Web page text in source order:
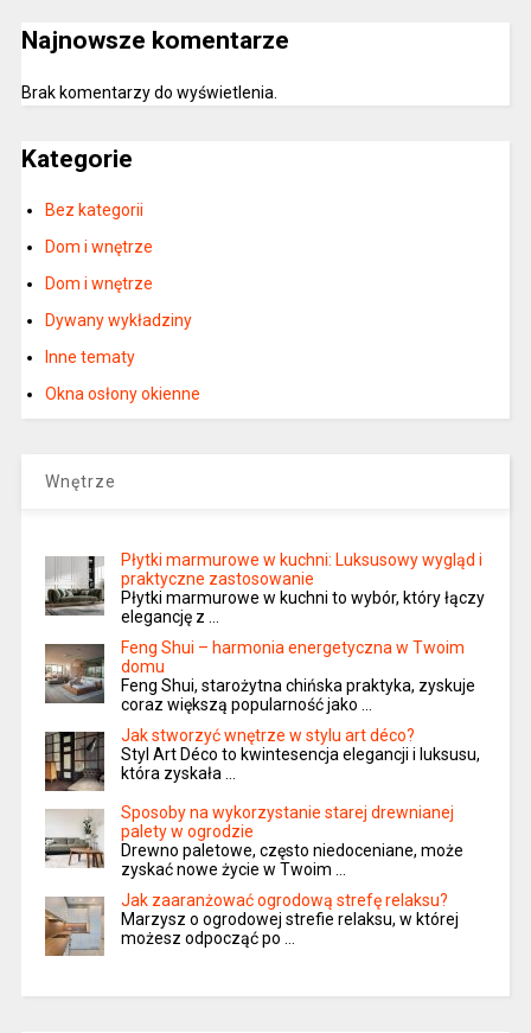
Najnowsze komentarze
Brak komentarzy do wyświetlenia.
Kategorie
Bez kategorii
Dom i wnętrze
Dom i wnętrze
Dywany wykładziny
Inne tematy
Okna osłony okienne
Wnętrze
Płytki marmurowe w kuchni: Luksusowy wygląd i
praktyczne zastosowanie
Płytki marmurowe w kuchni to wybór, który łączy
elegancję z …
Feng Shui – harmonia energetyczna w Twoim
domu
Feng Shui, starożytna chińska praktyka, zyskuje
coraz większą popularność jako …
Jak stworzyć wnętrze w stylu art déco?
Styl Art Déco to kwintesencja elegancji i luksusu,
która zyskała …
Sposoby na wykorzystanie starej drewnianej
palety w ogrodzie
Drewno paletowe, często niedoceniane, może
zyskać nowe życie w Twoim …
Jak zaaranżować ogrodową strefę relaksu?
Marzysz o ogrodowej strefie relaksu, w której
możesz odpocząć po …